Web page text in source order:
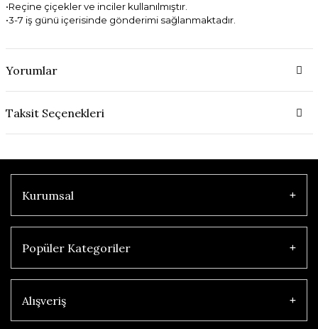
•Reçine çiçekler ve inciler kullanılmıştır.
•3-7 iş günü içerisinde gönderimi sağlanmaktadır.
Yorumlar
Taksit Seçenekleri
Kurumsal
Popüler Kategoriler
Alışveriş